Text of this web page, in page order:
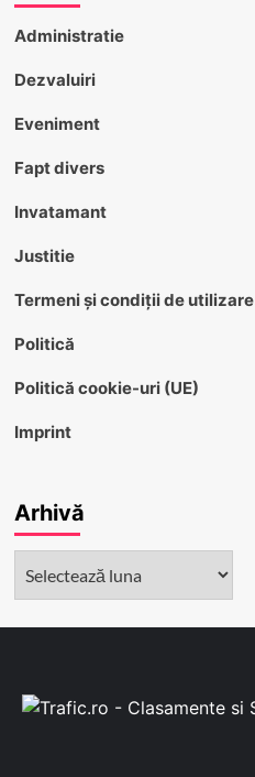
Administratie
Dezvaluiri
Eveniment
Fapt divers
Invatamant
Justitie
Termeni și condiții de utilizare
Politică
Politică cookie-uri (UE)
Imprint
Arhivă